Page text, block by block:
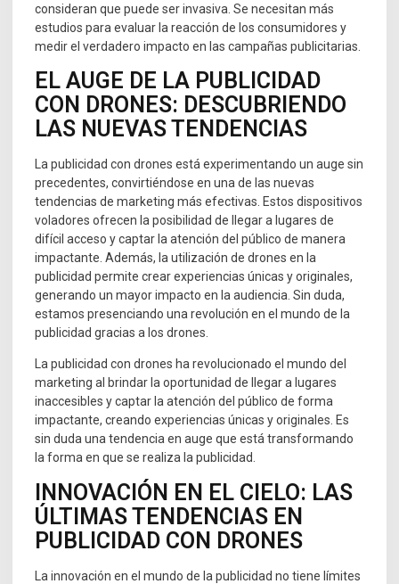
consideran que puede ser invasiva. Se necesitan más
estudios para evaluar la reacción de los consumidores y
medir el verdadero impacto en las campañas publicitarias.
EL AUGE DE LA PUBLICIDAD
CON DRONES: DESCUBRIENDO
LAS NUEVAS TENDENCIAS
La publicidad con drones está experimentando un auge sin
precedentes, convirtiéndose en una de las nuevas
tendencias de marketing más efectivas. Estos dispositivos
voladores ofrecen la posibilidad de llegar a lugares de
difícil acceso y captar la atención del público de manera
impactante. Además, la utilización de drones en la
publicidad permite crear experiencias únicas y originales,
generando un mayor impacto en la audiencia. Sin duda,
estamos presenciando una revolución en el mundo de la
publicidad gracias a los drones.
La publicidad con drones ha revolucionado el mundo del
marketing al brindar la oportunidad de llegar a lugares
inaccesibles y captar la atención del público de forma
impactante, creando experiencias únicas y originales. Es
sin duda una tendencia en auge que está transformando
la forma en que se realiza la publicidad.
INNOVACIÓN EN EL CIELO: LAS
ÚLTIMAS TENDENCIAS EN
PUBLICIDAD CON DRONES
La innovación en el mundo de la publicidad no tiene límites